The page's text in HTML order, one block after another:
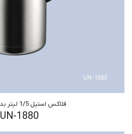
فلاکس استیل 1/5 لیتر بدون شیشه
UN-1880